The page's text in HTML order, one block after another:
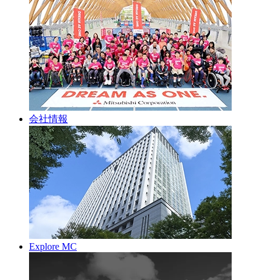
会社情報
Explore MC